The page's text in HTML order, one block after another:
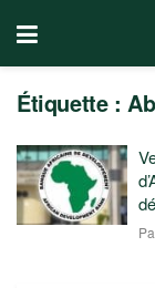
Étiquette :